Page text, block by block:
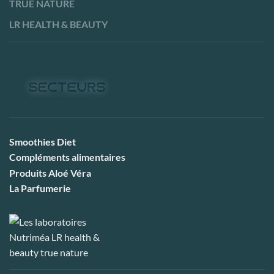
TRUE NATURE
LR HEALTH & BEAUTY
Smoothies Diet
Compléments alimentaires
Produits Aloé Véra
La Parfumerie